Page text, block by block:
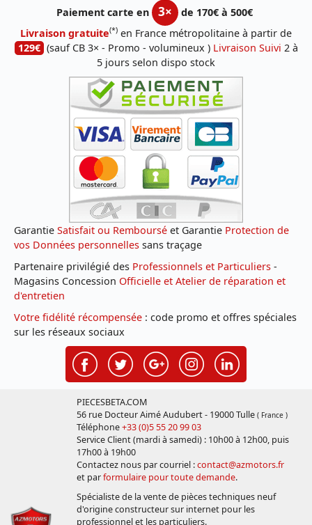
Paiement carte en
3×
de 170€ à 500€
Livraison gratuite(*) en France métropolitaine à partir de
129€ (sauf CB 3× - Promo - volumineux ) Livraison Suivi 2 à
5 jours selon dispo stock
Garantie Satisfait ou Remboursé et Garantie Protection de
vos Données personnelles sans traçage
Partenaire privilégié des Professionnels et Particuliers -
Magasins Concession Officielle et Atelier de réparation et
d'entretien
Votre fidélité récompensée : code promo et offres spéciales
sur les réseaux sociaux
PIECESBETA.COM
56 rue Docteur Aimé Audubert - 19000 Tulle ( France )
Téléphone+33 (0)5 55 20 99 03
Service Client (mardi à samedi) : 10h00 à 12h00, puis
17h00 à 19h00
Contactez nous par courriel :contact@azmotors.fr
et parformulaire pour toute demande.
Spécialiste de la vente de pièces techniques neuf
d'origine constructeur sur internet pour les
professionnel et les particuliers.